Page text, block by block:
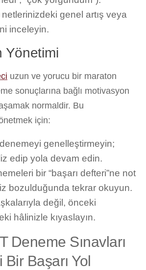
genel artış veya
inceleyin.
Yönetimi
uzun ve yorucu bir maraton
sonuçlarına bağlı motivasyon
normaldir. Bu
için:
genelleştirmeyin;
edip yola devam edin.
bir “başarı defteri”ne not
bozulduğunda tekrar okuyun.
değil, önceki
hâlinizle kıyaslayın.
Deneme Sınavları
Başarı Yol